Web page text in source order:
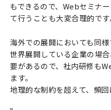
もできるので、Webセミナ
て行うことも大変合理的です
海外での展開においても同様
世界展開している企業の場
要があるので、社内研修も
ます。
地理的な制約を超えて、頻